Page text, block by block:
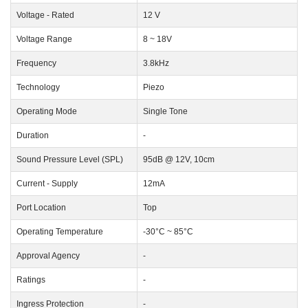
Voltage - Rated 12 V
Voltage Range 8 ~ 18V
Frequency 3.8kHz
Technology Piezo
Operating Mode Single Tone
Duration -
Sound Pressure Level (SPL) 95dB @ 12V, 10cm
Current - Supply 12mA
Port Location Top
Operating Temperature -30°C ~ 85°C
Approval Agency -
Ratings -
Ingress Protection -